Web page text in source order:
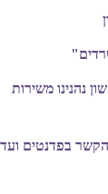
נהנינו משירות
בפדנטים ועד